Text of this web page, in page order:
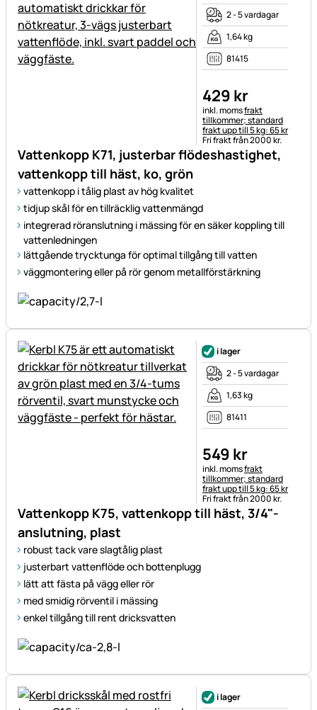
Vattenkopp K71, justerbar flödeshastighet,
vattenkopp till häst, ko, grön
vattenkopp i tålig plast av hög kvalitet
tidjup skål för en tillräcklig vattenmängd
integrerad röranslutning i mässing för en säker koppling till
vattenledningen
lättgående trycktunga för optimal tillgång till vatten
väggmontering eller på rör genom metallförstärkning
2 - 5 vardagar
1,64 kg
81415
429 kr
Skatteinformation:
inkl. momsfrakt
tillkommer; standard
frakt upp till 5 kg: 65 kr
Fri frakt från 2000 kr.
Vattenkopp K75, vattenkopp till häst, 3/4"-
anslutning, plast
robust tack vare slagtålig plast
justerbart vattenflöde och bottenplugg
lätt att fästa på vägg eller rör
med smidig rörventil i mässing
enkel tillgång till rent dricksvatten
i lager
2 - 5 vardagar
1,63 kg
81411
549 kr
Skatteinformation:
inkl. momsfrakt
tillkommer; standard
frakt upp till 5 kg: 65 kr
Fri frakt från 2000 kr.
i lager